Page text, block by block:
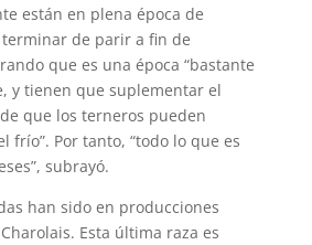
están en plena época de
de parir a fin de
que es una época “bastante
y tienen que suplementar el
que los terneros pueden
frío”. Por tanto, “todo lo que es
subrayó.
han sido en producciones
Esta última raza es